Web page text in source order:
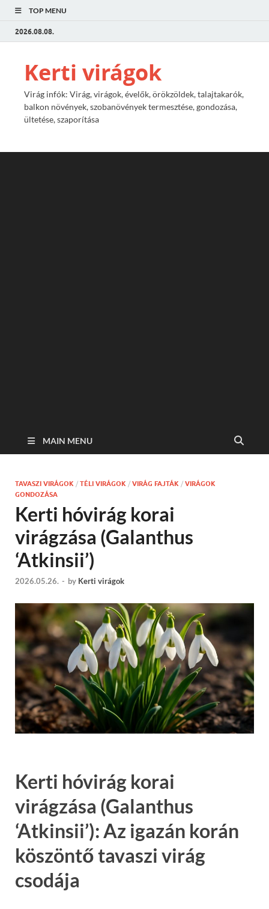
TOP MENU
2026.08.08.
Kerti virágok
Virág infók: Virág, virágok, évelők, örökzöldek, talajtakarók,
balkon növények, szobanövények termesztése, gondozása,
ültetése, szaporítása
MAIN MENU
TAVASZI VIRÁGOK / TÉLI VIRÁGOK / VIRÁG FAJTÁK / VIRÁGOK
GONDOZÁSA
Kerti hóvirág korai
virágzása (Galanthus
‘Atkinsii’)
2026.05.26. - by Kerti virágok
Kerti hóvirág korai
virágzása (Galanthus
‘Atkinsii’): Az igazán korán
köszöntő tavaszi virág
csodája